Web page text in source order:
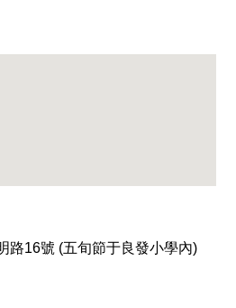
路16號 (五旬節于良發小學內)